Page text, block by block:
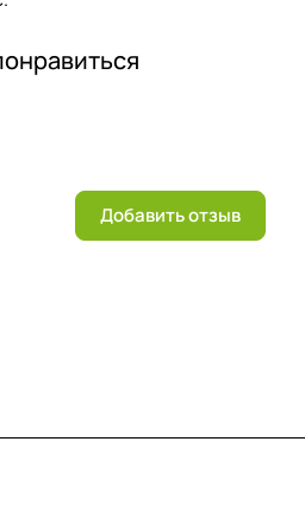
Добавить отзыв